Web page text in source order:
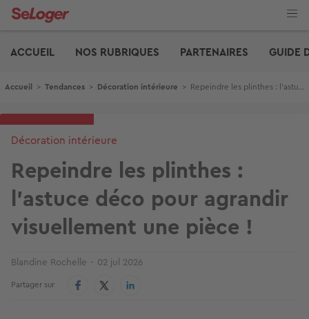
Aller
ACCUEIL
NOS RUBRIQUES PARTENAIRES GUIDE
Fil d'Ariane
Accueil > Tendances > Décoration intérieure > Repeindre les plinthes : l'astuce déco pour agrandir visuellement une pièce !
Décoration intérieure
Repeindre les plinthes :
l'astuce déco pour agrandir
visuellement une pièce !
Blandine Rochelle 02 jul 2026
Partager sur